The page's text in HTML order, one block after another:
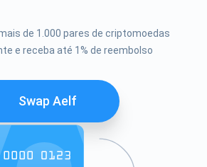
de 1.000 pares de criptomoedas
e receba até 1% de reembolso
Swap Aelf